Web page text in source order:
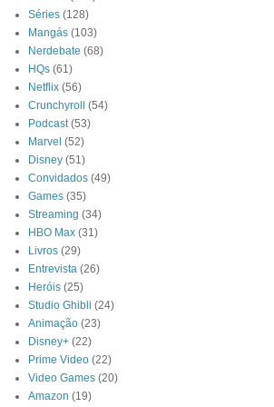
Séries (128)
Mangás (103)
Nerdebate (68)
HQs (61)
Netflix (56)
Crunchyroll (54)
Podcast (53)
Marvel (52)
Disney (51)
Convidados (49)
Games (35)
Streaming (34)
HBO Max (31)
Livros (29)
Entrevista (26)
Heróis (25)
Studio Ghibli (24)
Animação (23)
Disney+ (22)
Prime Video (22)
Video Games (20)
Amazon (19)